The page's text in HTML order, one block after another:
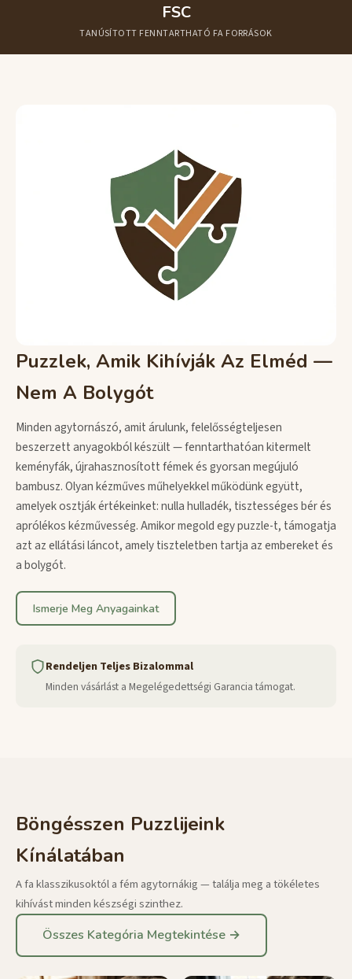
FSC
TANÚSÍTOTT FENNTARTHATÓ FA FORRÁSOK
Puzzlek, Amik Kihívják Az Elméd —
Nem A Bolygót
Minden agytornászó, amit árulunk, felelősségteljesen
beszerzett anyagokból készült — fenntarthatóan kitermelt
keményfák, újrahasznosított fémek és gyorsan megújuló
bambusz. Olyan kézműves műhelyekkel működünk együtt,
amelyek osztják értékeinket: nulla hulladék, tisztességes bér és
aprólékos kézművesség. Amikor megold egy puzzle-t, támogatja
azt az ellátási láncot, amely tiszteletben tartja az embereket és
a bolygót.
Ismerje Meg Anyagainkat
Rendeljen Teljes Bizalommal
Minden vásárlást a Megelégedettségi Garancia támogat.
Böngésszen Puzzlijeink
Kínálatában
A fa klasszikusoktól a fém agytornákig — találja meg a tökéletes
kihívást minden készségi szinthez.
Összes Kategória Megtekintése →